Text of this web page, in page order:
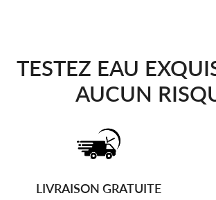
TESTEZ EAU
AUCUN
LIVRAISON GRATUITE